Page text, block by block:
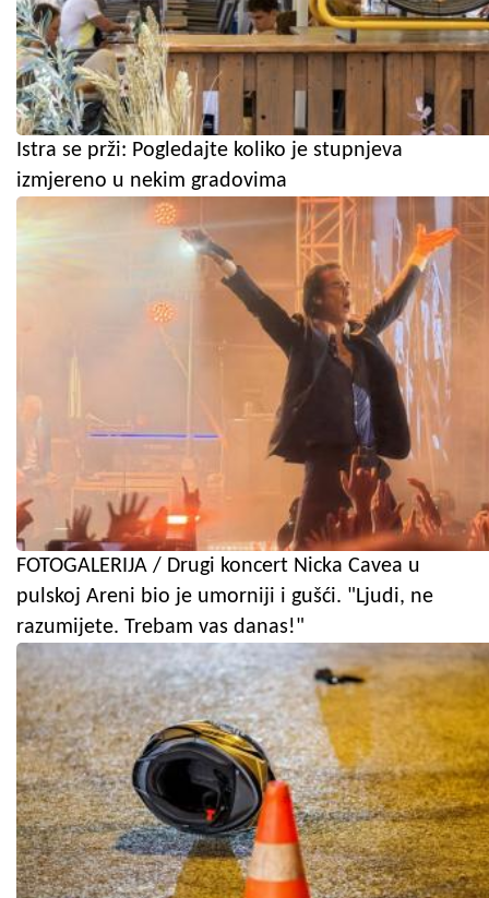
Istra se prži: Pogledajte koliko je stupnjeva
izmjereno u nekim gradovima
FOTOGALERIJA / Drugi koncert Nicka Cavea u
pulskoj Areni bio je umorniji i gušći. "Ljudi, ne
razumijete. Trebam vas danas!"